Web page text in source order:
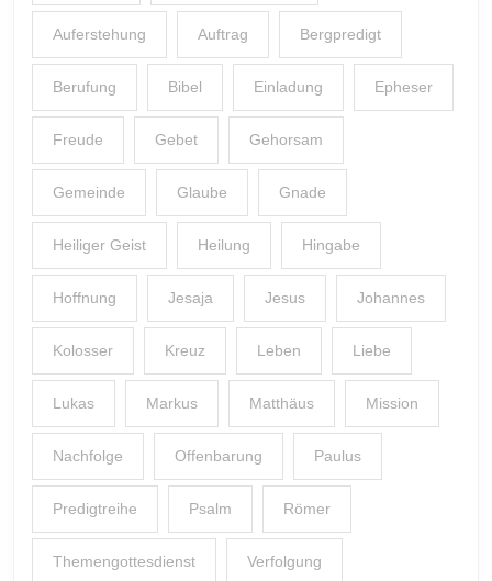
Auferstehung Auftrag Bergpredigt
Berufung Bibel Einladung Epheser
Freude Gebet Gehorsam
Gemeinde Glaube Gnade
Heiliger Geist Heilung Hingabe
Hoffnung Jesaja Jesus Johannes
Kolosser Kreuz Leben Liebe
Lukas Markus Matthäus Mission
Nachfolge Offenbarung Paulus
Predigtreihe Psalm Römer
Themengottesdienst Verfolgung